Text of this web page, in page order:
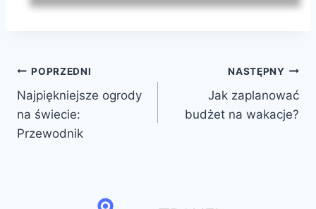
Nawigacja
wpisu
POPRZEDNI
Najpiękniejsze ogrody
na świecie:
Przewodnik
NASTĘPNY
Jak zaplanować
budżet na wakacje?